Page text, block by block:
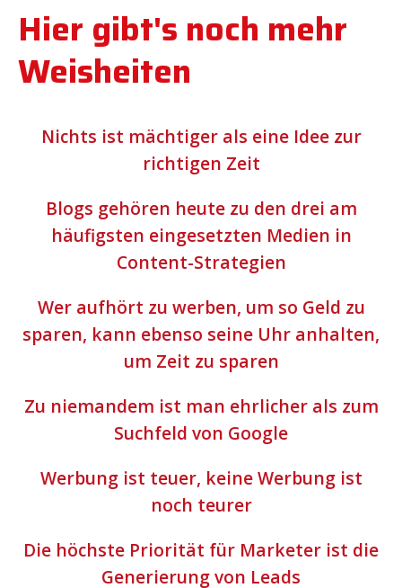
Hier gibt's noch mehr
Weisheiten
Nichts ist mächtiger als eine Idee zur
richtigen Zeit
Blogs gehören heute zu den drei am
häufigsten eingesetzten Medien in
Content-Strategien
Wer aufhört zu werben, um so Geld zu
sparen, kann ebenso seine Uhr anhalten,
um Zeit zu sparen
Zu niemandem ist man ehrlicher als zum
Suchfeld von Google
Werbung ist teuer, keine Werbung ist
noch teurer
Die höchste Priorität für Marketer ist die
Generierung von Leads